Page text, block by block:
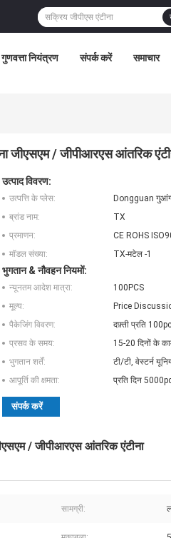
गुणवत्ता नियंत्रण संपर्क करें समाचार
जीएसएम / जीपीआरएस आंतरिक
उत्पाद विवरण:
उत्पत्ति के प्लेस:
Dongguan
ब्रांड नाम:
TX
प्रमाणन:
CE ROHS
मॉडल संख्या:
TX-मटेल -1
भुगतान & नौवहन नियमों:
न्यूनतम आदेश मात्रा:
100PCS
मूल्य:
Price
पैकेजिंग विवरण:
दफ़्ती प्रति
प्रसव के समय:
15-20 दिनों के
भुगतान शर्तें:
टी/टी, वेस्टर्न
आपूर्ति की क्षमता:
प्रति दिन
संपर्क करें
/ जीपीआरएस आंतरिक एंटीना
सामग्री: